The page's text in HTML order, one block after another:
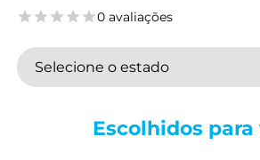
0 avaliações
Selecione o estado
Escolhidos para